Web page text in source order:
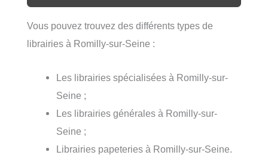
Vous pouvez trouvez des différents types de
librairies à Romilly-sur-Seine :
Les librairies spécialisées à Romilly-sur-
Seine ;
Les librairies générales à Romilly-sur-
Seine ;
Librairies papeteries à Romilly-sur-Seine.